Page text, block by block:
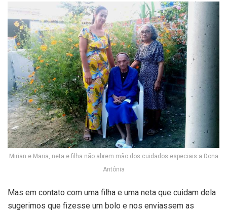
Mirian e Maria, neta e filha não abrem mão dos cuidados especiais a Dona
Antônia
Mas em contato com uma filha e uma neta que cuidam dela
sugerimos que fizesse um bolo e nos enviassem as